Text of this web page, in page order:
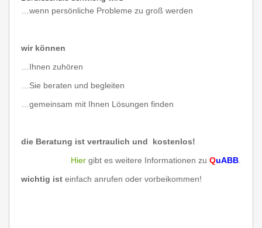
…wenn persönliche Probleme zu groß werden
wir können
…Ihnen zuhören
…Sie beraten und begleiten
…gemeinsam mit Ihnen Lösungen finden
die Beratung ist vertraulich und kostenlos!
Hier gibt es weitere Informationen zu QuABB
wichtig ist einfach anrufen oder vorbeikommen!